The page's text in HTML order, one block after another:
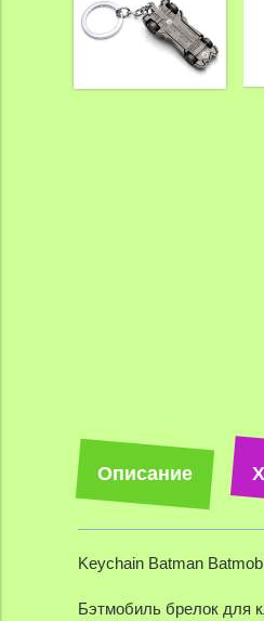
Описание
Keychain Batman
Бэтмобиль брелок для